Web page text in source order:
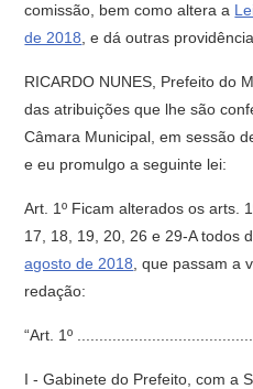
comissão, bem como altera a
de 2018 , e dá outras
RICARDO NUNES, Prefeito do
das atribuições que lhe são
Câmara Municipal, em sessão
e eu promulgo a seguinte lei:
Art. 1º Ficam alterados os arts.
17, 18, 19, 20, 26 e 29-A todos
agosto de 2018 , que passam a
redação:
“Art. 1º
I - Gabinete do Prefeito, com a